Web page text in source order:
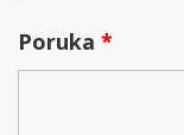
Poruka *